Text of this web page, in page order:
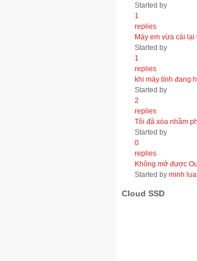
Started by
1
replies
Máy em vừa cài
Started by
1
replies
khi máy tính đang
Started by
2
replies
Tôi đã xóa nhầm
Started by
0
replies
Không mở được
Started by minh
Cloud SSD